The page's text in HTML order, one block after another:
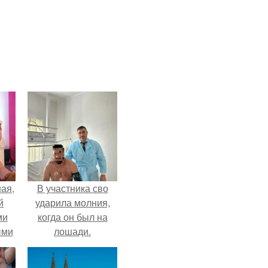
В участника сво
ударила молния,
когда он был на
лошади.